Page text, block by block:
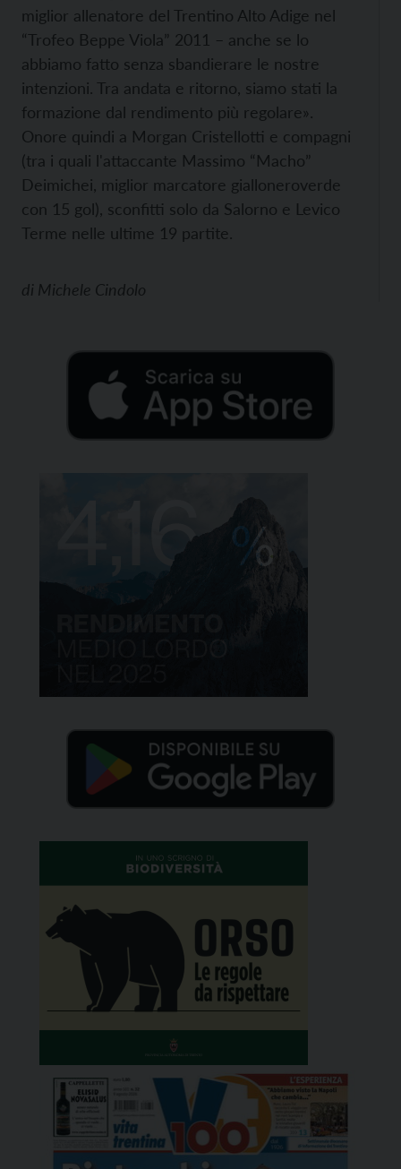
miglior allenatore del Trentino Alto Adige nel
“Trofeo Beppe Viola” 2011 – anche se lo
abbiamo fatto senza sbandierare le nostre
intenzioni. Tra andata e ritorno, siamo stati la
formazione dal rendimento più regolare».
Onore quindi a Morgan Cristellotti e compagni
(tra i quali l'attaccante Massimo “Macho”
Deimichei, miglior marcatore gialloneroverde
con 15 gol), sconfitti solo da Salorno e Levico
Terme nelle ultime 19 partite.
di Michele Cindolo